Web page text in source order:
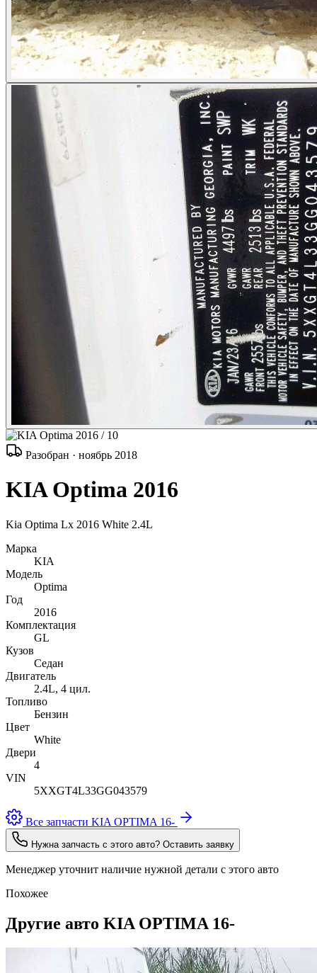
/ 10
Разобран · ноябрь 2018
KIA Optima 2016
Kia Optima Lx 2016 White 2.4L
Марка
KIA
Модель
Optima
Год
2016
Комплектация
GL
Кузов
Седан
Двигатель
2.4L, 4 цил.
Топливо
Бензин
Цвет
White
Двери
4
VIN
5XXGT4L33GG043579
Все запчасти KIA OPTIMA 16-
Нужна запчасть с этого авто? Оставить заявку
Менеджер уточнит наличие нужной детали с этого авто
Похожее
Другие авто KIA OPTIMA 16-